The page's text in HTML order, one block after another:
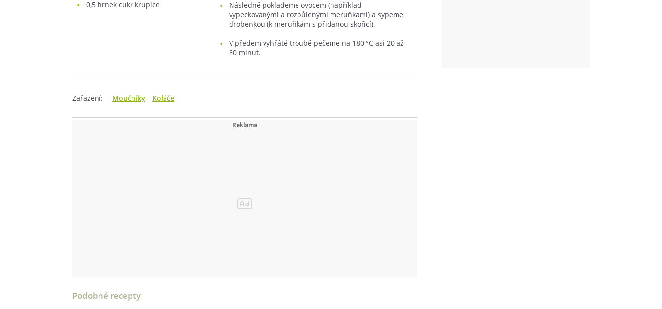
0,5 hrnek cukr krupice
Následně poklademe ovocem (například
vypeckovanými a rozpůlenými meruňkami) a sypeme
drobenkou (k meruňkám s přidanou skořicí).
V předem vyhřáté troubě pečeme na 180 °C asi 20 až
30 minut.
Zařazení: Moučníky Koláče
Podobné recepty